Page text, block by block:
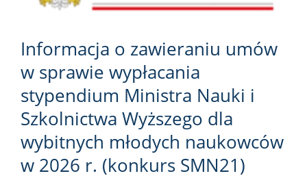
Informacja o zawieraniu umów
w sprawie wypłacania
stypendium Ministra Nauki i
Szkolnictwa Wyższego dla
wybitnych młodych naukowców
w 2026 r. (konkurs SMN21)